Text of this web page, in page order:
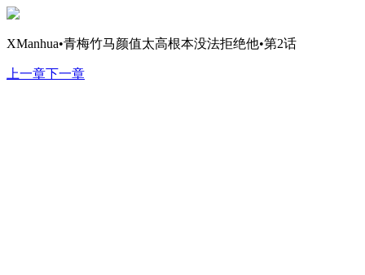
XManhua•青梅竹马颜值太高根本没法拒绝他•第2话
上一章下一章